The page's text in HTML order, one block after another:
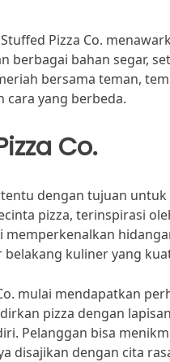
Pizza Co.
bahan segar,
bersama teman,
cara yang berbeda.
Co.
dengan tujuan
pizza, terinspirasi
kuliner yang
mulai mendapatkan
pizza dengan
Pelanggan bisa
disajikan dengan cita